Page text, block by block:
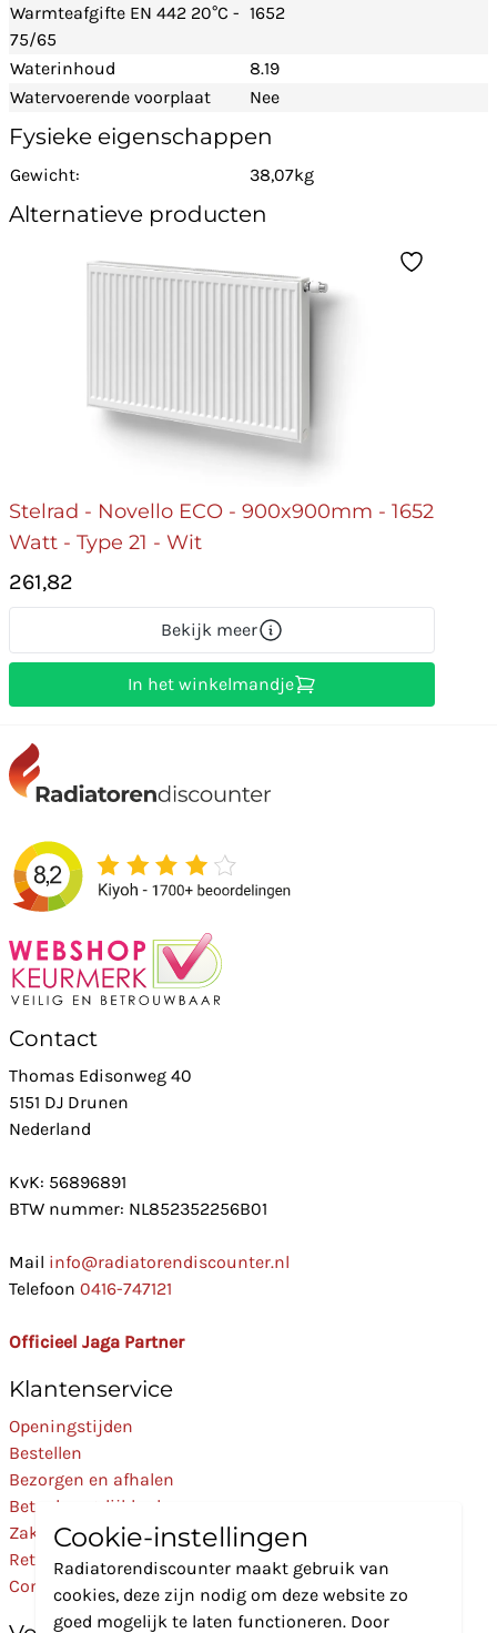
Warmteafgifte EN 442 20°C -
75/65
1652
Waterinhoud
8.19
Watervoerende voorplaat
Nee
Fysieke eigenschappen
Gewicht: 38,07kg
Alternatieve producten
Stelrad - Novello ECO - 900x900mm - 1652
Watt - Type 21 - Wit
261,82
Bekijk meer
In het winkelmandje
Contact
Thomas Edisonweg 40
5151 DJ Drunen
Nederland
KvK: 56896891
BTW nummer: NL852352256B01
Mail info@radiatorendiscounter.nl
Telefoon 0416-747121
Officieel Jaga Partner
Klantenservice
Openingstijden
Bestellen
Bezorgen en afhalen
Betaalmogelijkheden
Zakelijk
Retourneren
Contact
Cookie-instellingen
Radiatorendiscounter maakt gebruik van
cookies, deze zijn nodig om deze website zo
goed mogelijk te laten functioneren. Door